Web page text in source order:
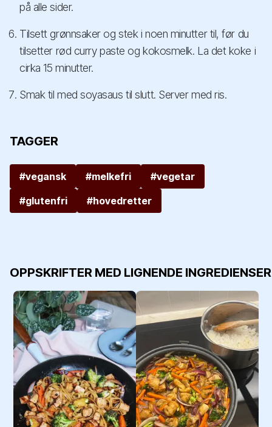
på alle sider.
Tilsett grønnsaker og stek i noen minutter til, før du
tilsetter rød curry paste og kokosmelk. La det koke i
cirka 15 minutter.
Smak til med soyasaus til slutt. Server med ris.
TAGGER
#vegansk #melkefri
#vegetar
#glutenfri
#hovedretter
OPPSKRIFTER MED LIGNENDE INGREDIENSER